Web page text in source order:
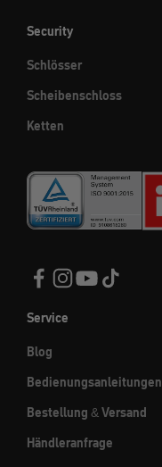
Security
Schlösser
Scheibenschloss
Ketten
Service
Blog
Bedienungsanleitungen
Bestellung & Versand
Händleranfrage